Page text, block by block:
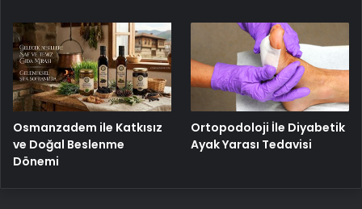
Osmanzadem ile Katkısız
ve Doğal Beslenme
Dönemi
Ortopodoloji İle Diyabetik
Ayak Yarası Tedavisi